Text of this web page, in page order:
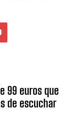
99 euros que
de escuchar